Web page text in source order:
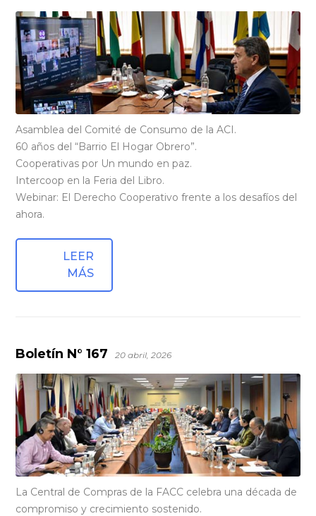
Asamblea del Comité de Consumo de la ACI.
60 años del “Barrio El Hogar Obrero”.
Cooperativas por Un mundo en paz.
Intercoop en la Feria del Libro.
Webinar: El Derecho Cooperativo frente a los desafíos del
ahora.
LEER
MÁS
Boletín N° 167 20 abril, 2026
La Central de Compras de la FACC celebra una década de
compromiso y crecimiento sostenido.